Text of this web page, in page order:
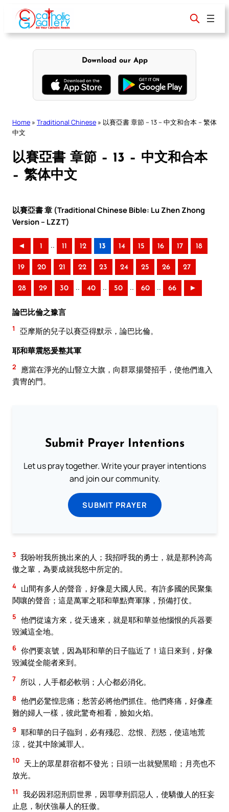
content
Download our App
Home » Traditional Chinese » 以賽亞書 章節 – 13 – 中文和合本 – 繁体
中文
以賽亞書 章節 – 13 – 中文和合本
– 繁体中文
以賽亞書 章 (Traditional Chinese Bible: Lu Zhen Zhong
Version – LZZT)
◄ 1 .. 11 12 13 14 15 16 17 18
19 20 21 22 23 24 25 26 27
28 29 30 .. 40 .. 50 .. 60 .. 66 ►
論巴比倫之豫言
1
亞摩斯的兒子以賽亞得默示，論巴比倫。
耶和華震怒爰整其軍
2
應當在淨光的山豎立大旗，向群眾揚聲招手，使他們進入
貴冑的門。
Submit Prayer Intentions
Let us pray together. Write your prayer intentions
and join our community.
SUBMIT PRAYER
3 我吩咐我所挑出來的人；我招呼我的勇士，就是那矜誇高
傲之輩，為要成就我怒中所定的。
4 山間有多人的聲音，好像是大國人民。有許多國的民聚集
鬨嚷的聲音；這是萬軍之耶和華點齊軍隊，預備打仗。
5 他們從遠方來，從天邊來，就是耶和華並他惱恨的兵器要
毀滅這全地。
6 你們要哀號，因為耶和華的日子臨近了！這日來到，好像
毀滅從全能者來到。
7 所以，人手都必軟弱；人心都必消化。
8 他們必驚惶悲痛；愁苦必將他們抓住。他們疼痛，好像產
難的婦人一樣，彼此驚奇相看，臉如火焰。
9 耶和華的日子臨到，必有殘忍、忿恨、烈怒，使這地荒
涼，從其中除滅罪人。
10 天上的眾星群宿都不發光；日頭一出就變黑暗；月亮也不
放光。
11
我必因邪惡刑罰世界，因罪孽刑罰惡人，使驕傲人的狂妄
止息，制伏強暴人的狂傲。